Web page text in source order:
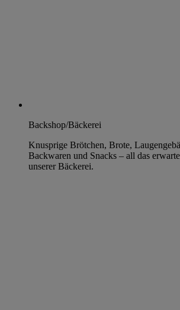
Backshop/Bäckerei
Knusprige Brötchen, Brote,
Backwaren und Snacks – all das
unserer Bäckerei.